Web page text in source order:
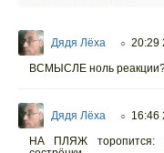
Дядя Лёха ○ 20:29
ВСМЫСЛЕ ноль
Дядя Лёха ○ 16:46
НА ПЛЯЖ